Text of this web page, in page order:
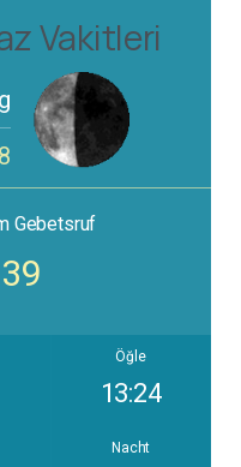
Vakitleri
Gebetsruf
Öğle
13:24
Nacht